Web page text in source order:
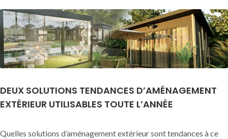
DEUX SOLUTIONS TENDANCES D’AMÉNAGEMENT
EXTÉRIEUR UTILISABLES TOUTE L’ANNÉE
Quelles solutions d’aménagement extérieur sont tendances à ce